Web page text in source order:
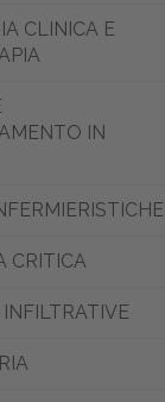
CLINICA E
IN
CRITICA